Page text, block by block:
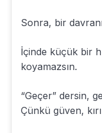
Sonra, bir
İçinde küçük bir
koyamazsın.
“Geçer” dersin,
Çünkü güven,